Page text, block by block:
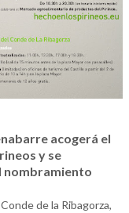
acogerá el
y se
nombramiento
de la Ribagorza,